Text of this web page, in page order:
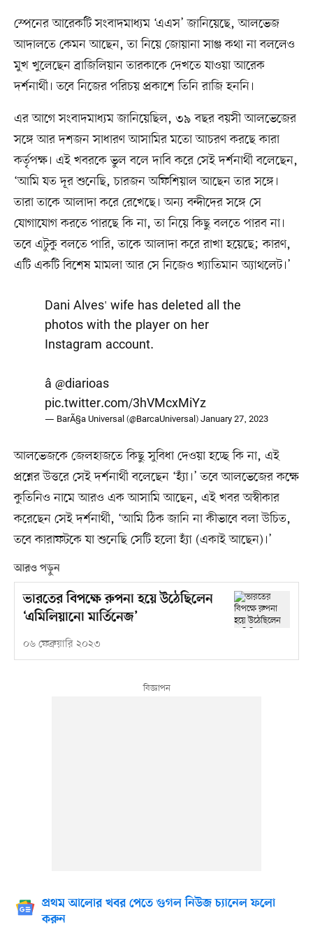
স্পেনের আরেকটি সংবাদমাধ্যম ‘এএস’ জানিয়েছে, আলভেজ
আদালতে কেমন আছেন, তা নিয়ে জোয়ানা সাঞ্জ কথা না বললেও
মুখ খুলেছেন ব্রাজিলিয়ান তারকাকে দেখতে যাওয়া আরেক
দর্শনার্থী। তবে নিজের পরিচয় প্রকাশে তিনি রাজি হননি।
এর আগে সংবাদমাধ্যম জানিয়েছিল, ৩৯ বছর বয়সী আলভেজের
সঙ্গে আর দশজন সাধারণ আসামির মতো আচরণ করছে কারা
কর্তৃপক্ষ। এই খবরকে ভুল বলে দাবি করে সেই দর্শনার্থী বলেছেন,
‘আমি যত দূর শুনেছি, চারজন অফিশিয়াল আছেন তার সঙ্গে।
তারা তাকে আলাদা করে রেখেছে। অন্য বন্দীদের সঙ্গে সে
যোগাযোগ করতে পারছে কি না, তা নিয়ে কিছু বলতে পারব না।
তবে এটুকু বলতে পারি, তাকে আলাদা করে রাখা হয়েছে; কারণ,
এটি একটি বিশেষ মামলা আর সে নিজেও খ্যাতিমান অ্যাথলেট।’
Dani Alves' wife has deleted all the
photos with the player on her
Instagram account.
â @diarioas
pic.twitter.com/3hVMcxMiYz
— BarÃ§a Universal (@BarcaUniversal)January 27, 2023
আলভেজকে জেলহাজতে কিছু সুবিধা দেওয়া হচ্ছে কি না, এই
প্রশ্নের উত্তরে সেই দর্শনার্থী বলেছেন ‘হ্যাঁ।’ তবে আলভেজের কক্ষে
কুতিনিও নামে আরও এক আসামি আছেন, এই খবর অস্বীকার
করেছেন সেই দর্শনার্থী, ‘আমি ঠিক জানি না কীভাবে বলা উচিত,
তবে কারাফটকে যা শুনেছি সেটি হলো হ্যাঁ (একাই আছেন)।’
আরও পড়ুন
ভারতের বিপক্ষে রুপনা হয়ে উঠেছিলেন
‘এমিলিয়ানো মার্তিনেজ’
০৬ ফেব্রুয়ারি ২০২৩
প্রথম আলোর খবর পেতে গুগল নিউজ চ্যানেল ফলো
করুন